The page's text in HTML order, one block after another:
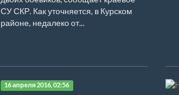
СУ СКР. Как уточняется, в Курском
районе, недалеко от...
16 апреля 2016, 02:56